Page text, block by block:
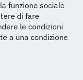
funzione sociale
di fare
le condizioni
a una condizione